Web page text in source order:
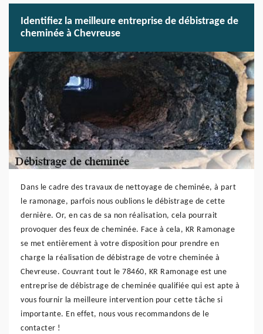
Identifiez la meilleure entreprise de débistrage de
cheminée à Chevreuse
Dans le cadre des travaux de nettoyage de cheminée, à part
le ramonage, parfois nous oublions le débistrage de cette
dernière. Or, en cas de sa non réalisation, cela pourrait
provoquer des feux de cheminée. Face à cela, KR Ramonage
se met entièrement à votre disposition pour prendre en
charge la réalisation de débistrage de votre cheminée à
Chevreuse. Couvrant tout le 78460, KR Ramonage est une
entreprise de débistrage de cheminée qualifiée qui est apte à
vous fournir la meilleure intervention pour cette tâche si
importante. En effet, nous vous recommandons de le
contacter !